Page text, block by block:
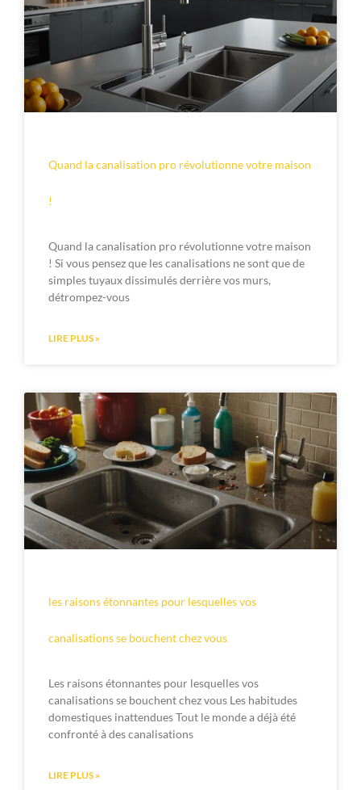
Quand la canalisation pro révolutionne votre maison
!
Quand la canalisation pro révolutionne votre maison
! Si vous pensez que les canalisations ne sont que de
simples tuyaux dissimulés derrière vos murs,
détrompez-vous
LIRE PLUS »
les raisons étonnantes pour lesquelles vos
canalisations se bouchent chez vous
Les raisons étonnantes pour lesquelles vos
canalisations se bouchent chez vous Les habitudes
domestiques inattendues Tout le monde a déjà été
confronté à des canalisations
LIRE PLUS »